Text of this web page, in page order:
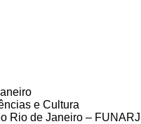
e Cultura
Rio de Janeiro – FUNARJ